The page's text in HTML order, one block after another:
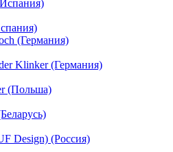
(Германия)
Klinker (Германия)
(Польша)
Design) (Россия)